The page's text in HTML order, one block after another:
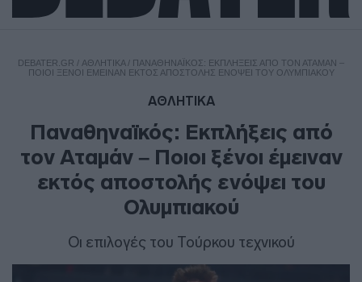
DEBATER.GR / ΑΘΛΗΤΙΚΑ/ ΠΑΝΑΘΗΝΑΪΚΌΣ: ΕΚΠΛΉΞΕΙΣ ΑΠΌ ΤΟΝ ΑΤΑΜΆΝ –
ΠΟΙΟΙ ΞΈΝΟΙ ΈΜΕΙΝΑΝ ΕΚΤΌΣ ΑΠΟΣΤΟΛΉΣ ΕΝΌΨΕΙ ΤΟΥ ΟΛΥΜΠΙΑΚΟΎ
ΑΘΛΗΤΙΚΑ
Παναθηναϊκός: Εκπλήξεις από
τον Αταμάν – Ποιοι ξένοι έμειναν
εκτός αποστολής ενόψει του
Ολυμπιακού
Οι επιλογές του Τούρκου τεχνικού